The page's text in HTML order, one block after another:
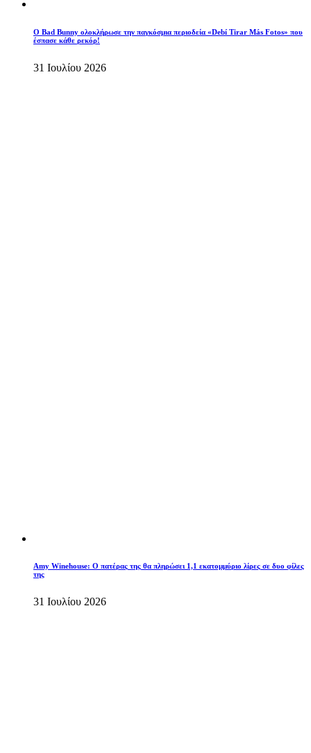
Ο Bad Bunny ολοκλήρωσε την παγκόσμια περιοδεία «Debí Tirar Más Fotos» που
έσπασε κάθε ρεκόρ!
31 Ιουλίου 2026
Amy Winehouse: Ο πατέρας της θα πληρώσει 1,1 εκατομμύριο λίρες σε δυο φίλες
της
31 Ιουλίου 2026